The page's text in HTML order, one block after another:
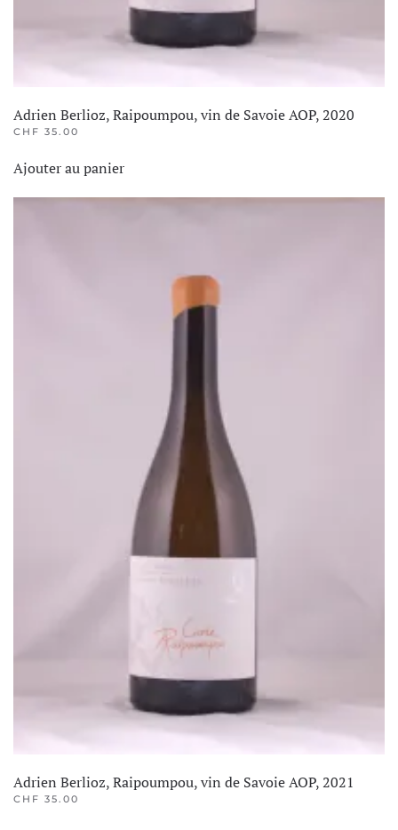
Adrien Berlioz, Raipoumpou, vin de Savoie AOP, 2020
CHF 35.00
Ajouter au panier
Adrien Berlioz, Raipoumpou, vin de Savoie AOP, 2021
CHF 35.00